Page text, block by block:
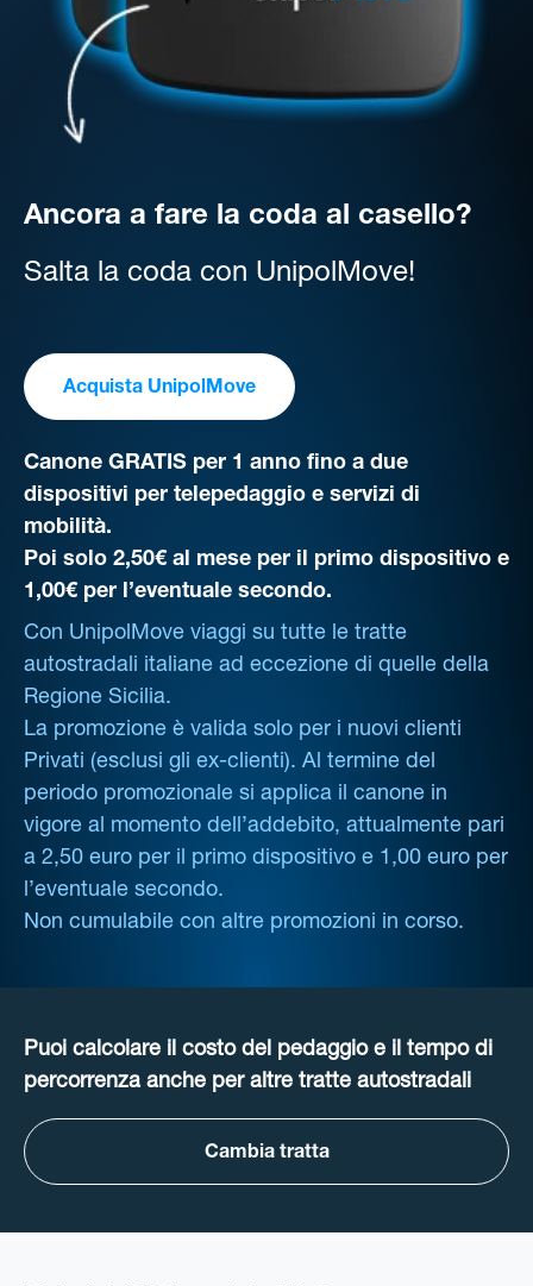
Ancora a fare la coda al casello?
Salta la coda con UnipolMove!
Acquista UnipolMove
Canone GRATIS per 1 anno fino a due
dispositivi per telepedaggio e servizi di
mobilità.
Poi solo 2,50€ al mese per il primo dispositivo e
1,00€ per l’eventuale secondo.
Con UnipolMove viaggi su tutte le tratte
autostradali italiane ad eccezione di quelle della
Regione Sicilia.
La promozione è valida solo per i nuovi clienti
Privati (esclusi gli ex-clienti). Al termine del
periodo promozionale si applica il canone in
vigore al momento dell’addebito, attualmente pari
a 2,50 euro per il primo dispositivo e 1,00 euro per
l’eventuale secondo.
Non cumulabile con altre promozioni in corso.
Puoi calcolare il costo del pedaggio e il tempo di
percorrenza anche per altre tratte autostradali
Cambia tratta